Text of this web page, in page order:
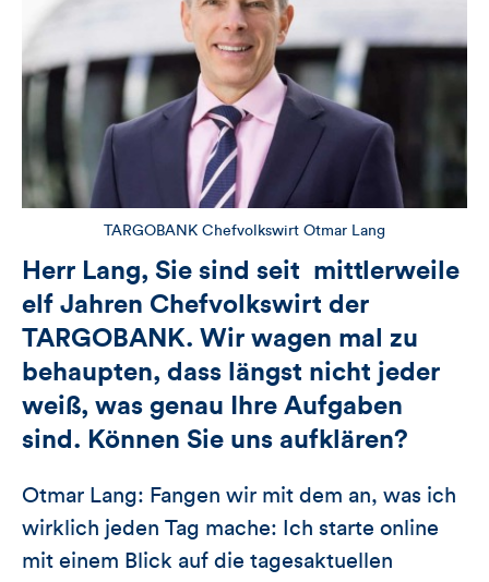
TARGOBANK Chefvolkswirt Otmar Lang
Herr Lang, Sie sind seit mittlerweile
elf Jahren Chefvolkswirt der
TARGOBANK. Wir wagen mal zu
behaupten, dass längst nicht jeder
weiß, was genau Ihre Aufgaben
sind. Können Sie uns aufklären?
Otmar Lang: Fangen wir mit dem an, was ich
wirklich jeden Tag mache: Ich starte online
mit einem Blick auf die tagesaktuellen